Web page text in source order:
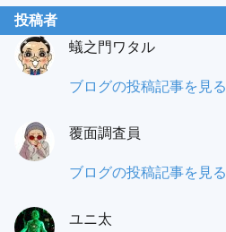
投稿者
蟻之門ワタル
蟻
門
ブログの投稿記事を見る
覆面調査員
も
パ
ブログの投稿記事を見る
ユニ太